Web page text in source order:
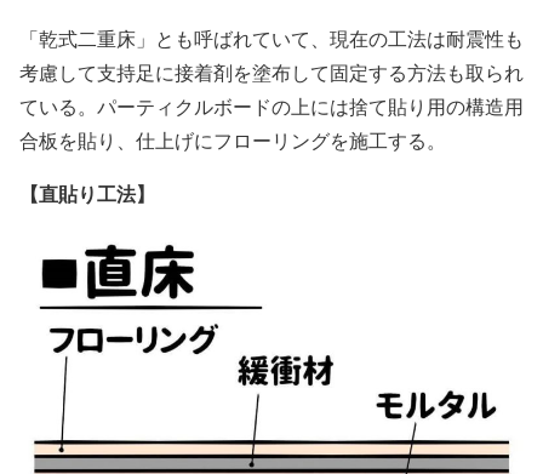
「乾式二重床」とも呼ばれていて、現在の工法は耐震性も
考慮して支持足に接着剤を塗布して固定する方法も取られ
ている。パーティクルボードの上には捨て貼り用の構造用
合板を貼り、仕上げにフローリングを施工する。
【直貼り工法】